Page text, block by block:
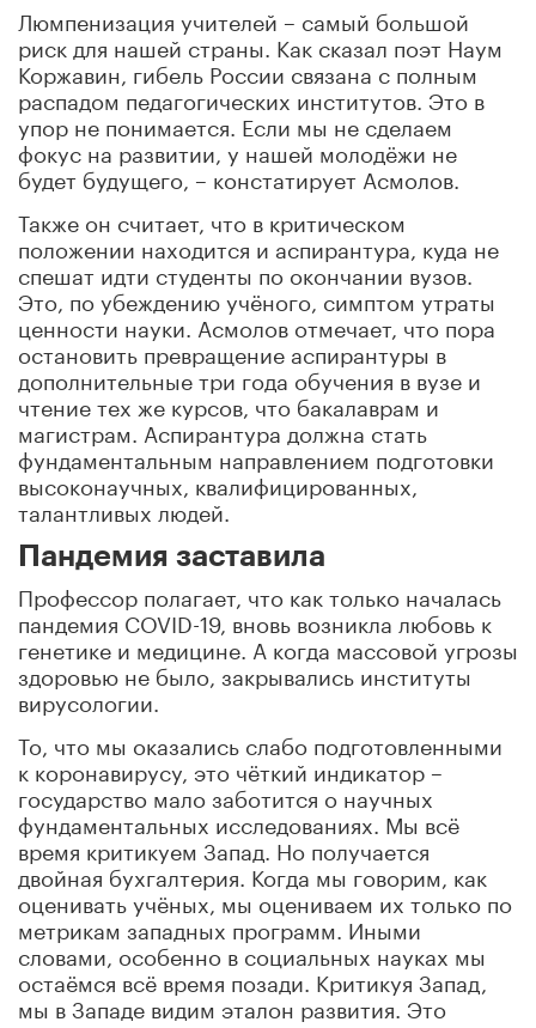
Люмпенизация учителей – самый большой
риск для нашей страны. Как сказал поэт Наум
Коржавин , гибель России связана с полным
распадом педагогических институтов. Это в
упор не понимается. Если мы не сделаем
фокус на развитии, у нашей молодёжи не
будет будущего, – констатирует Асмолов
Также он считает, что в критическом
положении находится и аспирантура, куда не
спешат идти студенты по окончании вузов.
Это, по убеждению учёного, симптом утраты
ценности науки. Асмолов отмечает, что пора
остановить превращение аспирантуры в
дополнительные три года обучения в вузе и
чтение тех же курсов, что бакалаврам и
магистрам. Аспирантура должна стать
фундаментальным направлением подготовки
высоконаучных, квалифицированных,
талантливых людей.
Пандемия заставила
Профессор полагает, что как только началась
пандемия COVID-19, вновь возникла любовь к
генетике и медицине. А когда массовой угрозы
здоровью не было, закрывались институты
вирусологии.
То, что мы оказались слабо подготовленными
к коронавирусу , это чёткий индикатор –
государство мало заботится о научных
фундаментальных исследованиях. Мы всё
время критикуем Запад. Но получается
двойная бухгалтерия. Когда мы говорим, как
оценивать учёных, мы оцениваем их только по
метрикам западных программ. Иными
словами, особенно в социальных науках мы
остаёмся всё время позади. Критикуя Запад,
мы в Западе видим эталон развития. Это